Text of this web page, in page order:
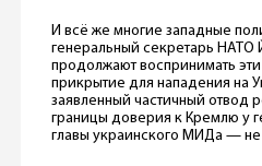
И всё же многие западные
генеральный секретарь НАТО
продолжают воспринимать
прикрытие для нападения на
заявленный частичный отвод
границы доверия к Кремлю у
главы украинского МИДа — не